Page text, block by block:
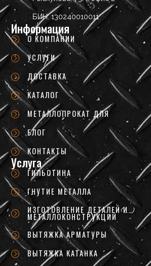
БИН: 130240010011
Информация
О КОМПАНИИ
УСЛУГИ
ДОСТАВКА
КАТАЛОГ
МЕТАЛЛОПРОКАТ ДЛЯ
БЛОГ
КОНТАКТЫ
Услуга
ГИЛЬОТИНА
ГНУТИЕ МЕТАЛЛА
ИЗГОТОВЛЕНИЕ ДЕТАЛЕЙ И
МЕТАЛЛОКОНСТРУКЦИЙ
ВЫТЯЖКА АРМАТУРЫ
ВЫТЯЖКА КАТАНКА